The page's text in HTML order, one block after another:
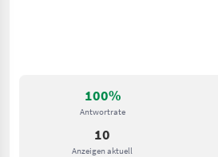
100%
Antwortrate
10
Anzeigen aktuell